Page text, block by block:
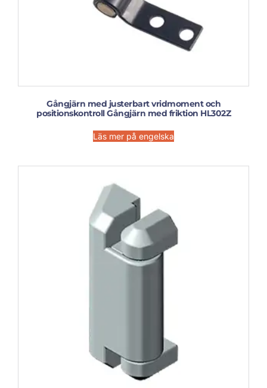
Gångjärn med justerbart vridmoment och
positionskontroll Gångjärn med friktion HL302Z
Läs mer på engelska